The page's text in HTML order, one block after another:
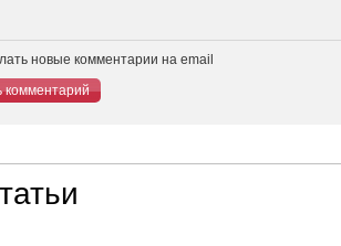
новые комментарии на email
комментарий